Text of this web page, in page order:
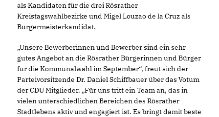
als Kandidaten für die drei Rösrather
Kreistagswahlbezirke und Migel Louzao de la Cruz als
Bürgermeisterkandidat.
Unsere Bewerberinnen und Bewerber sind ein sehr
gutes Angebot an die Rösrather Bürgerinnen und Bürger
für die Kommunalwahl im September“, freut sich der
Parteivorsitzende Dr. Daniel Schiffbauer über das Votum
der CDU Mitglieder. „Für uns tritt ein Team an, das in
vielen unterschiedlichen Bereichen des Rösrather
Stadtlebens aktiv und engagiert ist. Es bringt damit beste